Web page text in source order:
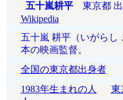
五十嵐耕平東京都 出
Wikipedia
五十嵐 耕平（いがらし
本の映画監督。
全国の東京都出身者
1983年生まれの人
東